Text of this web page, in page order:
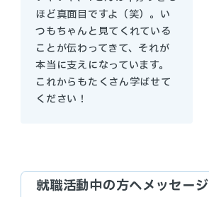
ほど真面目ですよ（笑）。い
つもちゃんと見てくれている
ことが伝わってきて、それが
本当に支えになっています。
これからもたくさん学ばせて
ください！
就職活動中の方へメッセージ